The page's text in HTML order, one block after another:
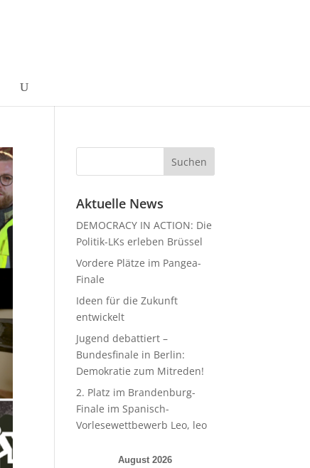
Aktuelle News
DEMOCRACY IN ACTION: Die
Politik-LKs erleben Brüssel
Vordere Plätze im Pangea-
Finale
Ideen für die Zukunft
entwickelt
Jugend debattiert –
Bundesfinale in Berlin:
Demokratie zum Mitreden!
2. Platz im Brandenburg-
Finale im Spanisch-
Vorlesewettbewerb Leo, leo
August 2026